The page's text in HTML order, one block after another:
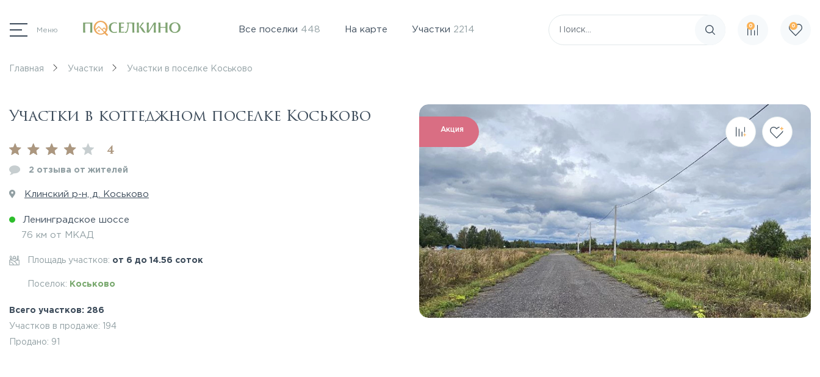
Меню Все поселки 448 На карте Участки 2214
Поиск по сайту
0 0
Главная Участки Участки в поселке Коськово
Участки в коттеджном поселке Коськово
4
2 отзыва от жителей
Клинский р-н, д. Коськово
Ленинградское шоссе
76 км от МКАД
Площадь участков: от 6 до 14.56 соток
Поселок: Коськово
Всего участков: 286
Участков в продаже: 194
Продано: 91
Акция